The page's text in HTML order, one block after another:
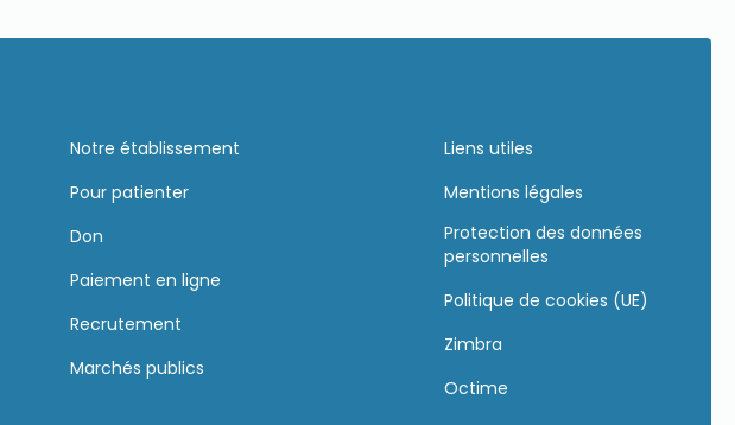
Notre établissement
Pour patienter
Don
Paiement en ligne
Recrutement
Marchés publics
Liens utiles
Mentions légales
Protection des données
personnelles
Politique de cookies (UE)
Zimbra
Octime